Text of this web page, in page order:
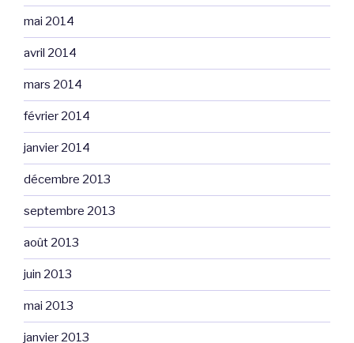
mai 2014
avril 2014
mars 2014
février 2014
janvier 2014
décembre 2013
septembre 2013
août 2013
juin 2013
mai 2013
janvier 2013